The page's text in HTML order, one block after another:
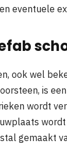
eventuele
ook wel
is
wordt
gemaakt